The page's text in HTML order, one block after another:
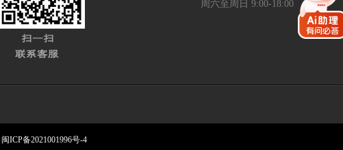
周六至周日 9:00-18:00
闽ICP备2021001996号-4